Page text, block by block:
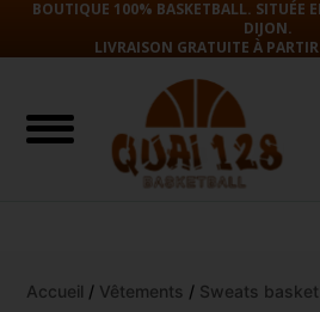
BOUTIQUE 100% BASKETBALL. SITUÉE
DIJON.
LIVRAISON GRATUITE À
Accueil / Vêtements / Sweats basket